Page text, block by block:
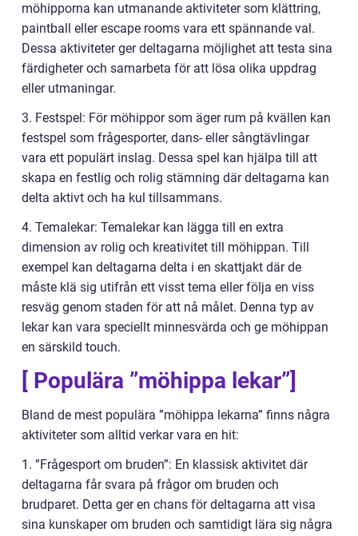
möhipporna kan utmanande aktiviteter som klättring,
paintball eller escape rooms vara ett spännande val.
Dessa aktiviteter ger deltagarna möjlighet att testa sina
färdigheter och samarbeta för att lösa olika uppdrag
eller utmaningar.
3. Festspel: För möhippor som äger rum på kvällen kan
festspel som frågesporter, dans- eller sångtävlingar
vara ett populärt inslag. Dessa spel kan hjälpa till att
skapa en festlig och rolig stämning där deltagarna kan
delta aktivt och ha kul tillsammans.
4. Temalekar: Temalekar kan lägga till en extra
dimension av rolig och kreativitet till möhippan. Till
exempel kan deltagarna delta i en skattjakt där de
måste klä sig utifrån ett visst tema eller följa en viss
resväg genom staden för att nå målet. Denna typ av
lekar kan vara speciellt minnesvärda och ge möhippan
en särskild touch.
[ Populära ”möhippa lekar”]
Bland de mest populära ”möhippa lekarna” finns några
aktiviteter som alltid verkar vara en hit:
1. ”Frågesport om bruden”: En klassisk aktivitet där
deltagarna får svara på frågor om bruden och
brudparet. Detta ger en chans för deltagarna att visa
sina kunskaper om bruden och samtidigt lära sig några